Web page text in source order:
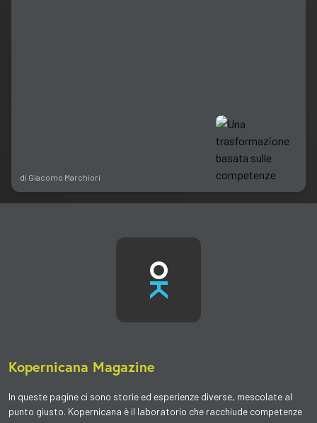
di Giacomo Marchiori
Kopernicana Magazine
In queste pagine ci sono storie ed esperienze diverse, mescolate al
punto giusto. Kopernicana è il laboratorio che racchiude competenze